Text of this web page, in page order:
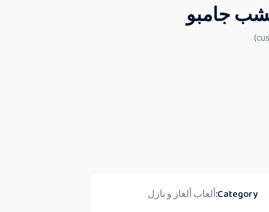
جامبو
Category:ألعاب ألغاز و بازل